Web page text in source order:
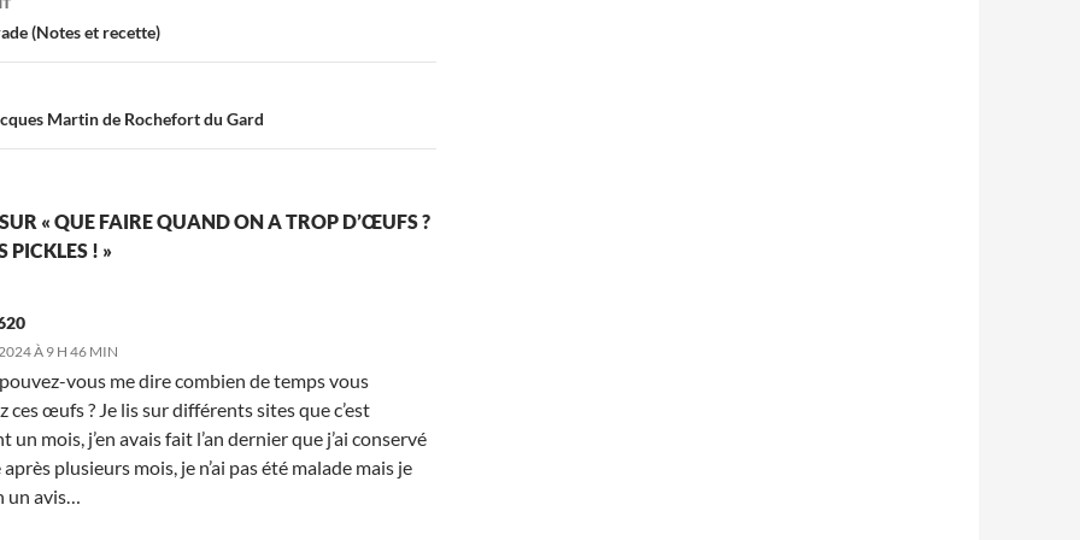
(Notes et recette)
Martin de Rochefort du Gard
« QUE FAIRE QUAND ON A TROP D’ŒUFS ?
PICKLES ! »
À 9 H 46 MIN
vous me dire combien de temps vous
ces œufs ? Je lis sur différents sites que c’est
un mois, j’en avais fait l’an dernier que j’ai conservé
plusieurs mois, je n’ai pas été malade mais je
avis…